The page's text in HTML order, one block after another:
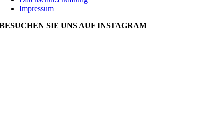
Impressum
BESUCHEN SIE UNS AUF INSTAGRAM